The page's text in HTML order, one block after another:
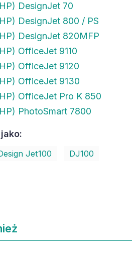
DesignJet 70
DesignJet 800 / PS
DesignJet 820MFP
OfficeJet 9110
OfficeJet 9120
OfficeJet 9130
OfficeJet Pro K 850
PhotoSmart 7800
Jet100
DJ100